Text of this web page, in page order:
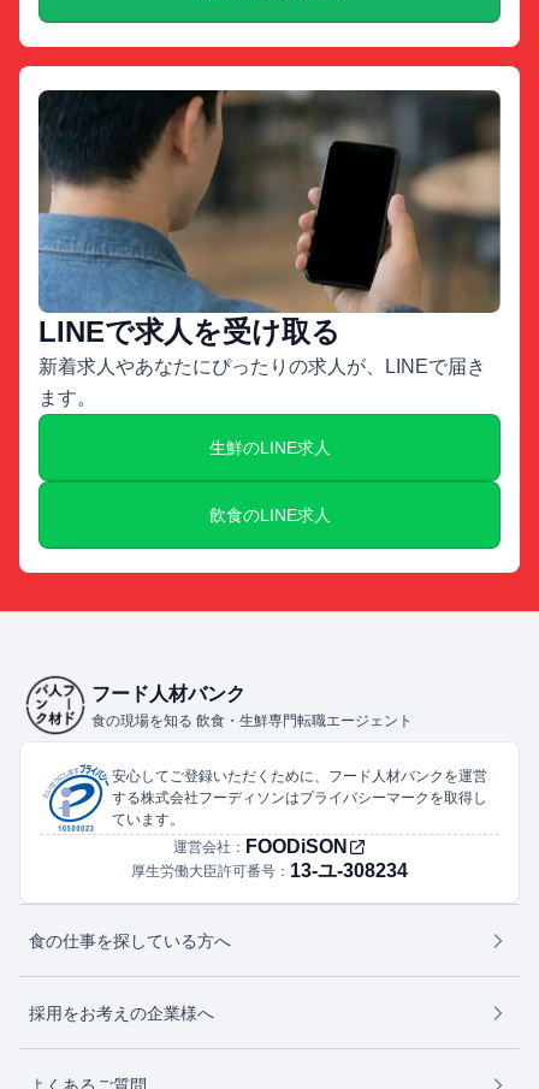
LINEで求人を受け取る
新着求人やあなたにぴったりの求人が、LINEで届き
ます。
生鮮のLINE求人
飲食のLINE求人
フード人材バンク
食の現場を知る 飲食・生鮮専門転職エージェント
安心してご登録いただくために、フード人材バンクを運営
する株式会社フーディソンはプライバシーマークを取得し
ています。
運営会社： FOODiSON
厚生労働大臣許可番号： 13-ユ-308234
食の仕事を探している方へ
採用をお考えの企業様へ
よくあるご質問